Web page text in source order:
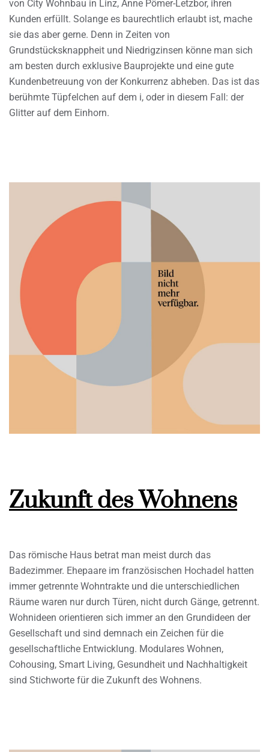
von City Wohnbau in Linz, Anne Pömer-Letzbor, ihren
Kunden erfüllt. Solange es baurechtlich erlaubt ist, mache
sie das aber gerne. Denn in Zeiten von
Grundstücksknappheit und Niedrigzinsen könne man sich
am besten durch exklusive Bauprojekte und eine gute
Kundenbetreuung von der Konkurrenz abheben. Das ist das
berühmte Tüpfelchen auf dem i, oder in diesem Fall: der
Glitter auf dem Einhorn.
Zukunft des Wohnens
Das römische Haus betrat man meist durch das
Badezimmer. Ehepaare im französischen Hochadel hatten
immer getrennte Wohntrakte und die unterschiedlichen
Räume waren nur durch Türen, nicht durch Gänge, getrennt.
Wohnideen orientieren sich immer an den Grundideen der
Gesellschaft und sind demnach ein Zeichen für die
gesellschaftliche Entwicklung. Modulares Wohnen,
Cohousing, Smart Living, Gesundheit und Nachhaltigkeit
sind Stichworte für die Zukunft des Wohnens.